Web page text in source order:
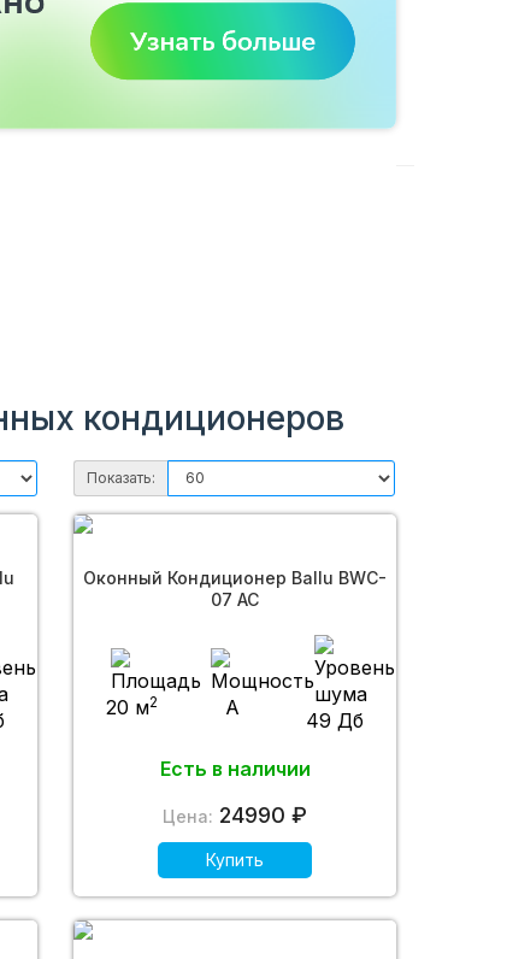
кондиционеров
Показать:
Оконный Кондиционер Ballu BWC-
07 AC
20 м2 A
49 Дб
Есть в наличии
Цена: 24990 ₽
Купить